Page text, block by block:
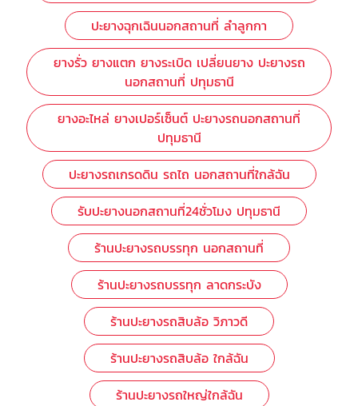
ปะยางฉุกเฉินนอกสถานที่ ลำลูกกา
ยางรั่ว ยางแตก ยางระเบิด เปลี่ยนยาง ปะยางรถ
นอกสถานที่ ปทุมธานี
ยางอะไหล่ ยางเปอร์เซ็นต์ ปะยางรถนอกสถานที่
ปทุมธานี
ปะยางรถเกรดดิน รถไถ นอกสถานที่ใกล้ฉัน
รับปะยางนอกสถานที่24ชั่วโมง ปทุมธานี
ร้านปะยางรถบรรทุก นอกสถานที่
ร้านปะยางรถบรรทุก ลาดกระบัง
ร้านปะยางรถสิบล้อ วิภาวดี
ร้านปะยางรถสิบล้อ ใกล้ฉัน
ร้านปะยางรถใหญ่ใกล้ฉัน